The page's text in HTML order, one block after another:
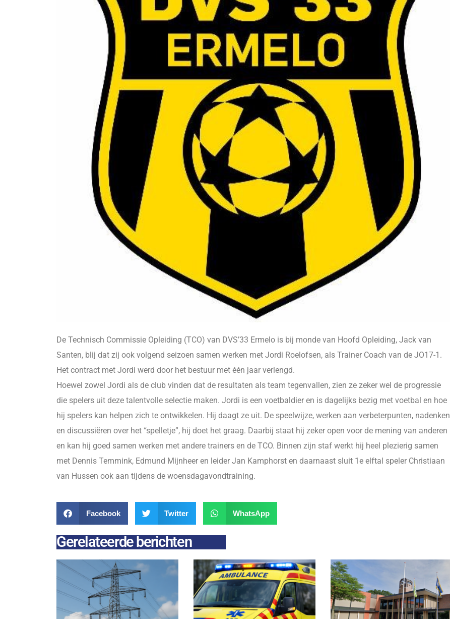
De Technisch Commissie Opleiding (TCO) van DVS’33 Ermelo is bij monde van Hoofd Opleiding, Jack van
Santen, blij dat zij ook volgend seizoen samen werken met Jordi Roelofsen, als Trainer Coach van de JO17-1.
Het contract met Jordi werd door het bestuur met één jaar verlengd.
Hoewel zowel Jordi als de club vinden dat de resultaten als team tegenvallen, zien ze zeker wel de progressie
die spelers uit deze talentvolle selectie maken. Jordi is een voetbaldier en is dagelijks bezig met voetbal en hoe
hij spelers kan helpen zich te ontwikkelen. Hij daagt ze uit. De speelwijze, werken aan verbeterpunten, nadenken
en discussiëren over het “spelletje”, hij doet het graag. Daarbij staat hij zeker open voor de mening van anderen
en kan hij goed samen werken met andere trainers en de TCO. Binnen zijn staf werkt hij heel plezierig samen
met Dennis Temmink, Edmund Mijnheer en leider Jan Kamphorst en daarnaast sluit 1e elftal speler Christiaan
van Hussen ook aan tijdens de woensdagavondtraining.
Facebook Twitter WhatsApp
Gerelateerde berichten